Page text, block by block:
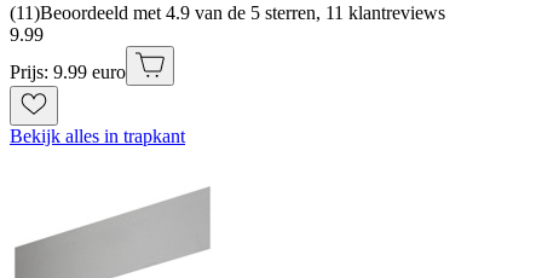
(11)Beoordeeld met 4.9 van de 5 sterren, 11 klantreviews
9.99
Prijs: 9.99 euro
Bekijk alles in trapkant